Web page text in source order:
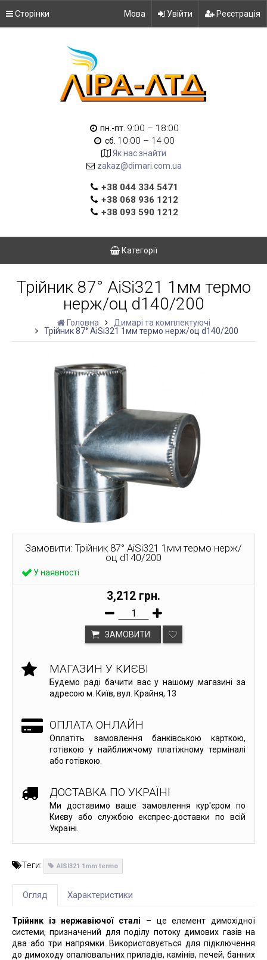
Сторінки Мова Увійти Реєстрація
пн.-пт. 9:00 – 18:00
сб. 10:00 – 14:00
Як нас знайти
zakaz@dimari.com.ua
+38 044 334 5471
+38 068 936 1212
+38 093 590 1212
Категорії
Трійник 87° AiSi321 1мм термо
нерж/оц d140/200
Головна
Димарі та комплектуючі
Трійник 87° AiSi321 1мм термо нерж/оц d140/200
Замовити: Трійник 87° AiSi321 1мм термо нерж/
оц d140/200
У наявності
3,212 грн.
ЗАМОВИТИ:
МАГАЗИН У КИЄВІ
Будемо раді бачити вас у нашому магазині за
адресою м. Київ, вул. Крайня, 13
ОПЛАТА ОНЛАЙН
Оплатіть замовлення банківською карткою,
готівкою у найближчому платіжному терміналі
або готівкою.
ДОСТАВКА ПО УКРАЇНІ
Ми доставимо ваше замовлення кур'єром по
Києву або службою експрес-доставки по всій
Україні.
Теги: AISI321 1mm termo
Огляд Характеристики
Трійник із нержавіючої сталі – це елемент димохідної
системи, призначений для поділу потоку димових газів на
два або три напрямки. Використовується для підключення
до димоходу опалювальних приладів, камінів, печей, банних